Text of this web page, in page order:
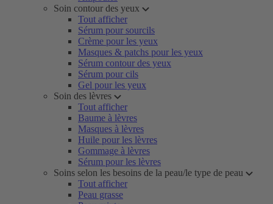
Soin contour des yeux
Tout afficher
Sérum pour sourcils
Crème pour les yeux
Masques & patchs pour les yeux
Sérum contour des yeux
Sérum pour cils
Gel pour les yeux
Soin des lèvres
Tout afficher
Baume à lèvres
Masques à lèvres
Huile pour les lèvres
Gommage à lèvres
Sérum pour les lèvres
Soins selon les besoins de la peau/le type de peau
Tout afficher
Peau grasse